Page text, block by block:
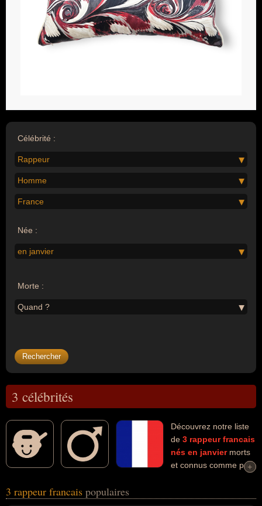
Célébrité :
Rappeur
Homme
France
Née :
en janvier
Morte :
Quand ?
3 célébrités
Découvrez notre liste
de 3 rappeur francais
nés en janvier morts
et connus comme par
(de sexe masculin) peuvent avoir des liens variés dans les
+
+
3 rappeur francais populaires